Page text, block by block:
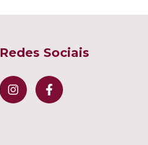
Redes Sociais